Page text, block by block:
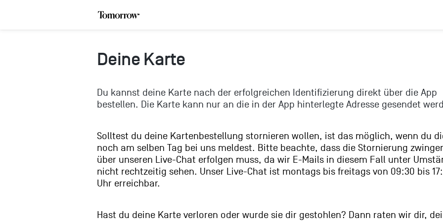
Deine Karte
Du kannst deine Karte nach der erfolgreichen Identifizierung direkt über die App
bestellen. Die Karte kann nur an die in der App hinterlegte Adresse gesendet
Solltest du deine Kartenbestellung stornieren wollen, ist das möglich, wenn du
noch am selben Tag bei uns meldest. Bitte beachte, dass die Stornierung
über unseren Live-Chat erfolgen muss, da wir E-Mails in diesem Fall unter
nicht rechtzeitig sehen. Unser Live-Chat ist montags bis freitags von 09:30 bis
Uhr erreichbar.
Hast du deine Karte verloren oder wurde sie dir gestohlen? Dann raten wir dir,